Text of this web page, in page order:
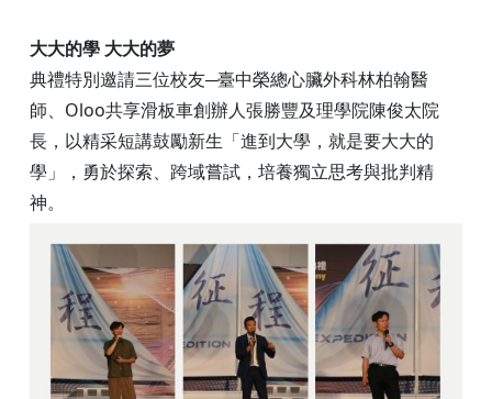
大大的學 大大的夢
典禮特別邀請三位校友─臺中榮總心臟外科林柏翰醫
師、Oloo共享滑板車創辦人張勝豐及理學院陳俊太院
長，以精采短講鼓勵新生「進到大學，就是要大大的
學」，勇於探索、跨域嘗試，培養獨立思考與批判精
神。